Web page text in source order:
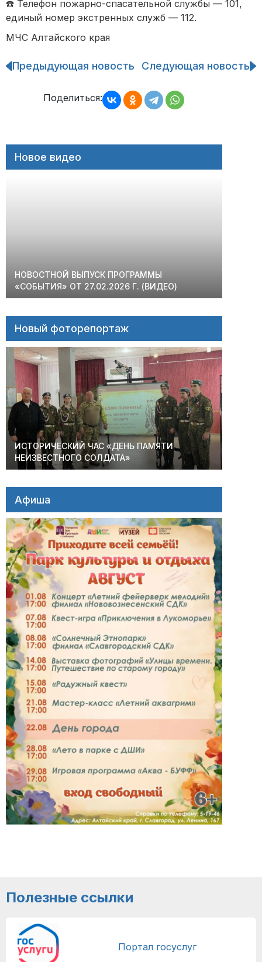
☎️ Телефон пожарно-спасательной службы — 101,
единый номер экстренных служб — 112.
МЧС Алтайского края
Навигация
записям
Предыдующая новость Следующая новость
Поделиться:
Новое видео
НОВОСТНОЙ ВЫПУСК ПРОГРАММЫ
«СОБЫТИЯ» ОТ 27.02.2026 Г. (ВИДЕО)
Новый фоторепортаж
ИСТОРИЧЕСКИЙ ЧАС «ДЕНЬ ПАМЯТИ
НЕИЗВЕСТНОГО СОЛДАТА»
Афиша
Полезные ссылки
Портал госуслуг